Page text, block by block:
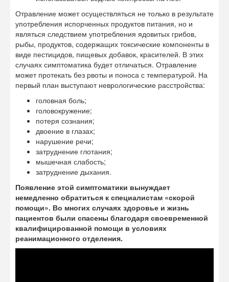
Отравление может осуществляться не только в результате
употребления испорченных продуктов питания, но и
являться следствием употребления ядовитых грибов,
рыбы, продуктов, содержащих токсические компоненты в
виде пестицидов, пищевых добавок, красителей. В этих
случаях симптоматика будет отличаться. Отравление
может протекать без рвоты и поноса с температурой. На
первый план выступают неврологические расстройства:
головная боль;
головокружение;
потеря сознания;
двоение в глазах;
нарушение речи;
затруднение глотания;
мышечная слабость;
затруднение дыхания.
Появление этой симптоматики вынуждает
немедленно обратиться к специалистам «скорой
помощи». Во многих случаях здоровье и жизнь
пациентов были спасены благодаря своевременной
квалифицированной помощи в условиях
реанимационного отделения.